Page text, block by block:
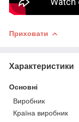
Приховати
Характеристики
Основні
Виробник
Країна виробник